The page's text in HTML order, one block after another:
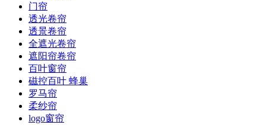
门帘
透光卷帘
透景卷帘
全遮光卷帘
遮阳帘卷帘
百叶窗帘
磁控百叶 蜂巢
罗马帘
柔纱帘
logo窗帘